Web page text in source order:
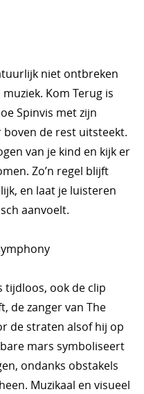
niet ontbreken
Kom Terug is
Spinvis met zijn
de rest uitsteekt.
van je kind en kijk er
Zo’n regel blijft
en laat je luisteren
aanvoelt.
tijdloos, ook de clip
de zanger van The
de straten alsof hij op
mars symboliseert
ondanks obstakels
Muzikaal en visueel